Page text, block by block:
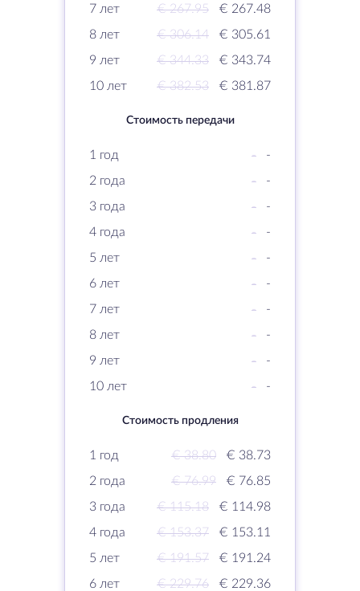
7 лет
€ 267.95
€ 267.48
8 лет
€ 306.14
€ 305.61
9 лет
€ 344.33
€ 343.74
10 лет
€ 382.53 € 381.87
Стоимость передачи
1 год -
-
2 года
-
-
3 года
-
-
4 года
-
-
5 лет
-
-
6 лет
-
-
7 лет
-
-
8 лет
-
-
9 лет
-
-
10 лет
- -
Стоимость продления
1 год € 38.80
€ 38.73
2 года
€ 76.99
€ 76.85
3 года
€ 115.18
€ 114.98
4 года
€ 153.37
€ 153.11
5 лет
€ 191.57
€ 191.24
6 лет
€ 229.76
€ 229.36